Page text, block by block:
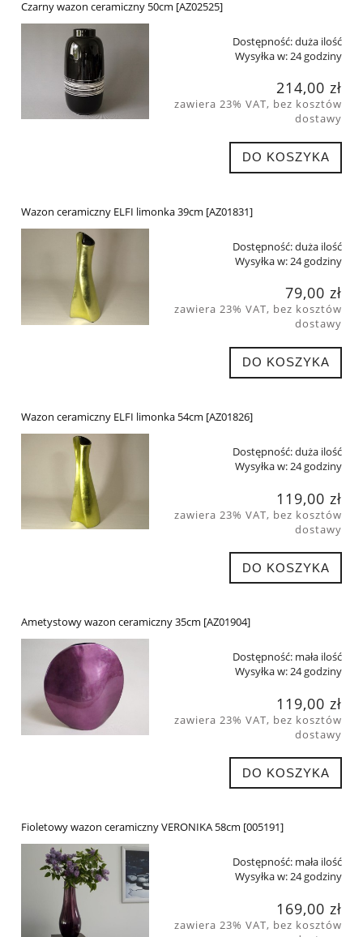
Czarny wazon ceramiczny 50cm [AZ02525]
Dostępność:duża ilość
Wysyłka w: 24 godziny
214,00 zł
zawiera 23% VAT, bez kosztów
dostawy
DO KOSZYKA
Wazon ceramiczny ELFI limonka 39cm [AZ01831]
Dostępność:duża ilość
Wysyłka w:24 godziny
79,00 zł
zawiera 23% VAT, bez kosztów
dostawy
DO KOSZYKA
Wazon ceramiczny ELFI limonka 54cm [AZ01826]
Dostępność:duża ilość
Wysyłka w:24 godziny
119,00 zł
zawiera 23% VAT, bez kosztów
dostawy
DO KOSZYKA
Ametystowy wazon ceramiczny 35cm [AZ01904]
Dostępność: mała ilość
Wysyłka w:24 godziny
119,00 zł
zawiera 23% VAT, bez kosztów
dostawy
DO KOSZYKA
Fioletowy wazon ceramiczny VERONIKA 58cm [005191]
Dostępność: mała ilość
Wysyłka w:24 godziny
169,00 zł
zawiera 23% VAT, bez kosztów